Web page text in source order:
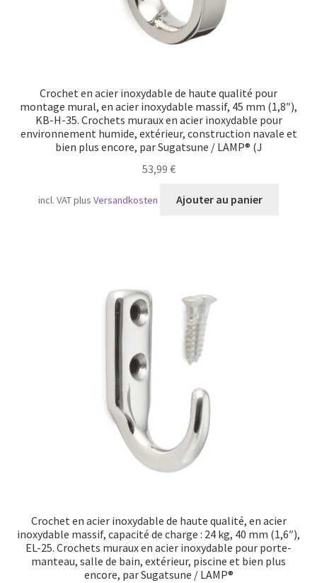
Crochet en acier inoxydable de haute qualité pour
montage mural, en acier inoxydable massif, 45 mm (1,8″),
KB-H-35. Crochets muraux en acier inoxydable pour
environnement humide, extérieur, construction navale et
bien plus encore, par Sugatsune / LAMP® (J
53,99 €
incl. VATplusVersandkosten Ajouter au panier
Crochet en acier inoxydable de haute qualité, en acier
inoxydable massif, capacité de charge : 24 kg, 40 mm (1,6″),
EL-25. Crochets muraux en acier inoxydable pour porte-
manteau, salle de bain, extérieur, piscine et bien plus
encore, par Sugatsune / LAMP®